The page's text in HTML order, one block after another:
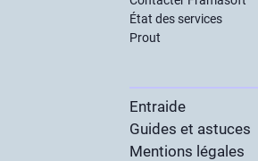
État des services
Prout
Entraide
Guides et astuces
Mentions légales